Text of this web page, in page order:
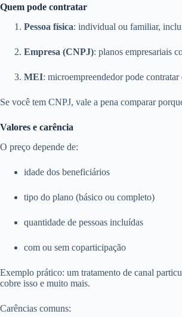
Quem pode contratar
Pessoa física: individual ou familiar,
Empresa (CNPJ): planos empresariais
MEI: microempreendedor pode contratar
Se você tem CNPJ, vale a pena comparar
Valores e carência
O preço depende de:
idade dos beneficiários
tipo do plano (básico ou completo)
quantidade de pessoas incluídas
com ou sem coparticipação
Exemplo prático: um tratamento de canal
cobre isso e muito mais.
Carências comuns: